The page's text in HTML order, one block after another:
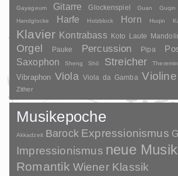
Gayageum
Gitarre Glockenspiel Guan Guqin
Handglocke
Harfe Holzblock Horn Huqin
Klavier Kontrabass Koto Laute
Orgel Pauke Percussion Pipa
Saxophon Sheng Shō Streicher Theremin
Vibraphon Viola Viola da Gamba Violine
Zither
Musikepoche
Akkadzeit Barock Expressionismus
Impressionismus neue Musik
Romantik Wiener Klassik